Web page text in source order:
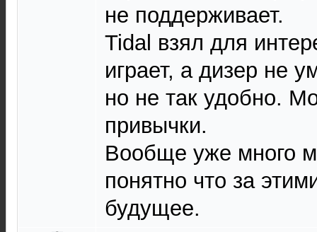
не поддерживает.
Tidal взял для
играет, а дизер не
но не так удобно.
привычки.
Вообще уже много
понятно что за
будущее.